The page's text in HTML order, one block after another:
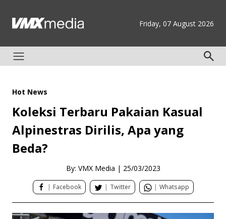
Friday, 07 August 2026
Hot News
Koleksi Terbaru Pakaian Kasual
Alpinestras Dirilis, Apa yang
Beda?
By: VMX Media | 25/03/2023
| Facebook | Twitter | Whatsapp